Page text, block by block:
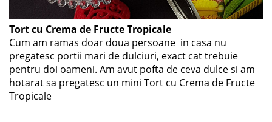
Tort cu Crema de Fructe Tropicale
Cum am ramas doar doua persoane in casa nu
pregatesc portii mari de dulciuri, exact cat trebuie
pentru doi oameni. Am avut pofta de ceva dulce si am
hotarat sa pregatesc un mini Tort cu Crema de Fructe
Tropicale